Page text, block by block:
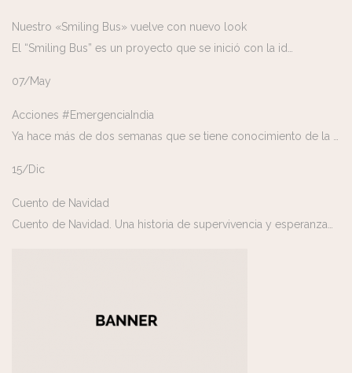
Nuestro «Smiling Bus» vuelve con nuevo look
El “Smiling Bus” es un proyecto que se inició con la id…
07/May
Acciones #EmergenciaIndia
Ya hace más de dos semanas que se tiene conocimiento de la …
15/Dic
Cuento de Navidad
Cuento de Navidad. Una historia de supervivencia y esperanza…